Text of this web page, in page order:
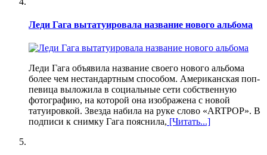
Леди Гага вытатуировала название нового альбома
Леди Гага объявила название своего нового альбома
более чем нестандартным способом. Американская поп-
певица выложила в социальные сети собственную
фотографию, на которой она изображена с новой
татуировкой. Звезда набила на руке слово «ARTPOP». В
подписи к снимку Гага пояснила, [Читать...]